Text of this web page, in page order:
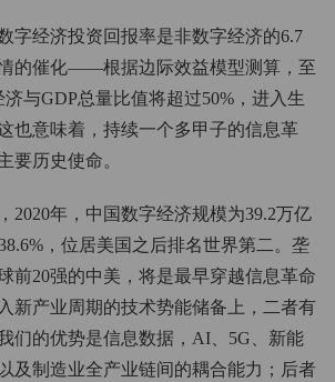
字经济投资回报率是非数字经济的6.7
的催化——根据边际效益模型测算，至
与GDP总量比值将超过50%，进入生
也意味着，持续一个多甲子的信息革
要历史使命。
2020年，中国数字经济规模为39.2万亿
，位居美国之后排名世界第二。垄
前20强的中美，将是最早穿越信息革命
新产业周期的技术势能储备上，二者有
们的优势是信息数据，AI、5G、新能
及制造业全产业链间的耦合能力；后者